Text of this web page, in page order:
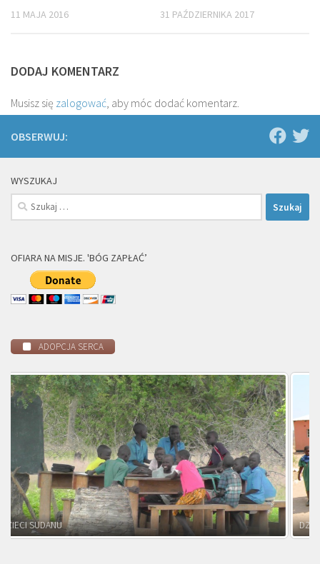
11 MAJA 2016 31 PAŹDZIERNIKA 2017
DODAJ KOMENTARZ
Musisz się zalogować, aby móc dodać komentarz.
OBSERWUJ:
WYSZUKAJ
Szukaj:
OFIARA NA MISJE. 'BÓG ZAPŁAĆ’
ADOPCJA SERCA
DZIECI ZAMBII